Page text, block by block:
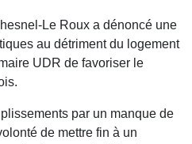
Le Roux a dénoncé une
au détriment du logement
UDR de favoriser le
par un manque de
de mettre fin à un